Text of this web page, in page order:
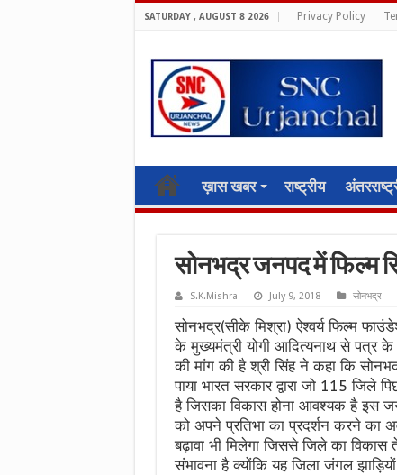
SATURDAY , AUGUST 8 2026 Privacy Policy
ख़ास खबर राष्ट्रीय
सोनभद्र जनपद में फिल्म
S.K.Mishra July 9, 2018 सोनभद्र
सोनभद्र(सीके मिश्रा) ऐश्वर्य फिल्म
के मुख्यमंत्री योगी आदित्यनाथ से पत्र
की मांग की है श्री सिंह ने कहा कि
पाया भारत सरकार द्वारा जो 115 जिले
है जिसका विकास होना आवश्यक है इस
को अपने प्रतिभा का प्रदर्शन करने का
बढ़ावा भी मिलेगा जिससे जिले का विकास
संभावना है क्योंकि यह जिला जंगल